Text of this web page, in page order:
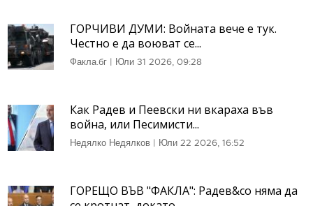
ГОРЧИВИ ДУМИ: Войната вече е тук.
Честно е да воюват се...
Факла.бг | Юли 31 2026, 09:28
Как Радев и Пеевски ни вкараха във
война, или Песимисти...
Недялко Недялков | Юли 22 2026, 16:52
ГОРЕЩО ВЪВ "ФАКЛА": Радев&co няма да